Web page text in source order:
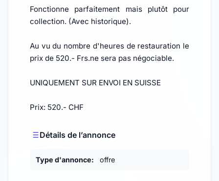
Fonctionne parfaitement mais plutôt pour
collection. (Avec historique).
Au vu du nombre d'heures de restauration le
prix de 520.- Frs.ne sera pas négociable.
UNIQUEMENT SUR ENVOI EN SUISSE
Prix: 520.- CHF
Détails de l’annonce
Type d'annonce: offre